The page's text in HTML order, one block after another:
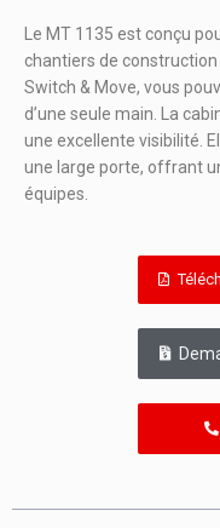
Le MT 1135 est conçu
chantiers de
Switch & Move, vous
d’une seule main. La
une excellente visibilité.
une large porte, offrant
équipes.